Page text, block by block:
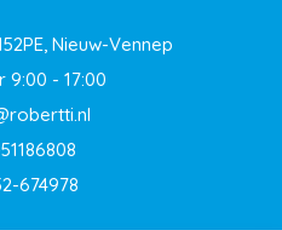
Nieuw-Vennep
9:00 - 17:00
674978